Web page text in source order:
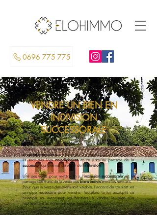
0696 775 775
VENDRE UN BIEN EN
INDIVISION
SUCCESSORALE
Lorsqu'une personne décède, ses biens sont attribués à ses
héritiers et/ou légataires. Ces derniers deviennent alors
propriétaires indiviset détiennent une quote-part du patrimoine.
Ils sont dès lorscoindivisaireset ce jusqu'au partage de la
successionqui permet de sortir de l'indivision.
Une des voies pour mettre fin à l'indivision successoraleest le
partage des fruits de la vente desbiens indivisentre les héritiers.
Pour que la vente des biens soit valable, l’accord de tous est en
principe nécessaire pour vendre. Toutefois, la loi assouplit ce
principe en autorisant les héritiers à vendre le bien s’ils
représentent au minimum deux tiers des parts.